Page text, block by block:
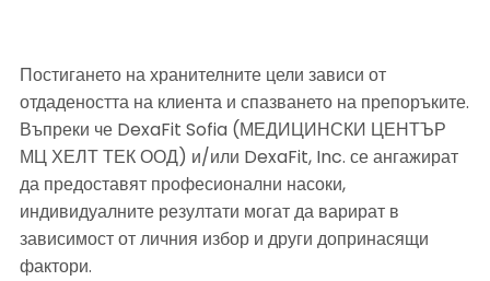
Постигането на хранителните цели зависи от
отдадеността на клиента и спазването на препоръките.
Въпреки че DexaFit Sofia (МЕДИЦИНСКИ ЦЕНТЪР
МЦ ХЕЛТ ТЕК ООД) и/или DexaFit, Inc. се ангажират
да предоставят професионални насоки,
индивидуалните резултати могат да варират в
зависимост от личния избор и други допринасящи
фактори.